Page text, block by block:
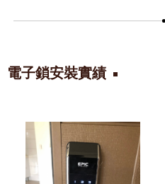
電子鎖安裝實績